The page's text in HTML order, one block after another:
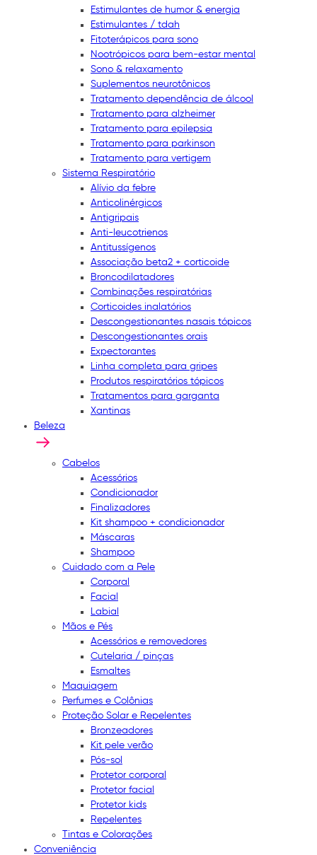
Estimulantes de humor & energia
Estimulantes / tdah
Fitoterápicos para sono
Nootrópicos para bem-estar mental
Sono & relaxamento
Suplementos neurotônicos
Tratamento dependência de álcool
Tratamento para alzheimer
Tratamento para epilepsia
Tratamento para parkinson
Tratamento para vertigem
Sistema Respiratório
Alívio da febre
Anticolinérgicos
Antigripais
Anti-leucotrienos
Antitussígenos
Associação beta2 + corticoide
Broncodilatadores
Combinações respiratórias
Corticoides inalatórios
Descongestionantes nasais tópicos
Descongestionantes orais
Expectorantes
Linha completa para gripes
Produtos respiratórios tópicos
Tratamentos para garganta
Xantinas
Beleza
Cabelos
Acessórios
Condicionador
Finalizadores
Kit shampoo + condicionador
Máscaras
Shampoo
Cuidado com a Pele
Corporal
Facial
Labial
Mãos e Pés
Acessórios e removedores
Cutelaria / pinças
Esmaltes
Maquiagem
Perfumes e Colônias
Proteção Solar e Repelentes
Bronzeadores
Kit pele verão
Pós-sol
Protetor corporal
Protetor facial
Protetor kids
Repelentes
Tintas e Colorações
Conveniência